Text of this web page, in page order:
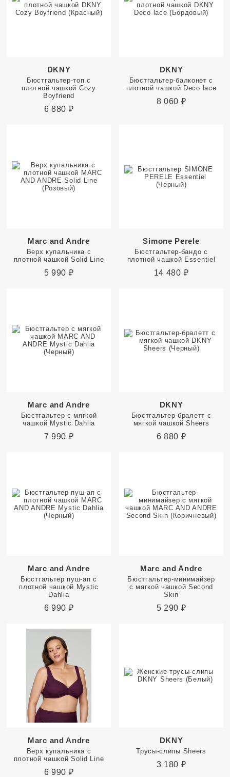
DKNY
Бюстгальтер-топ с
плотной чашкой Cozy
Boyfriend
6 880 ₽
DKNY
Бюстгальтер-балконет с
плотной чашкой Deco lace
8 060 ₽
Marc and Andre
Верх купальника с
плотной чашкой Solid Line
5 990 ₽
Simone Perele
Бюстгальтер-бандо с
плотной чашкой Essentiel
14 480 ₽
Marc and Andre
Бюстгальтер с мягкой
чашкой Mystic Dahlia
7 990 ₽
DKNY
Бюстгальтер-бралетт с
мягкой чашкой Sheers
6 880 ₽
Marc and Andre
Бюстгальтер пуш-ап с
плотной чашкой Mystic
Dahlia
6 990 ₽
Marc and Andre
Бюстгальтер-минимайзер
с мягкой чашкой Second
Skin
5 290 ₽
Marc and Andre
Верх купальника с
плотной чашкой Solid Line
6 990 ₽
DKNY
Трусы-слипы Sheers
3 180 ₽